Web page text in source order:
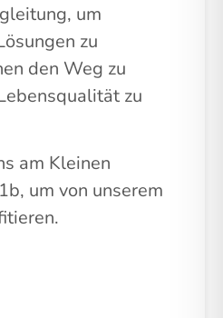
um
zu
den Weg zu
zu
am Kleinen
um von unserem